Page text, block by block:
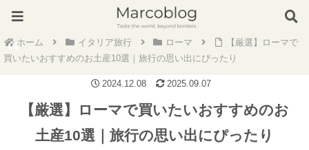
ホーム イタリア旅行 ローマ
【厳選】ローマで
買いたいおすすめのお土産10選｜旅行の思い出にぴったり
【厳選】ローマで買いたいおすすめのお
土産10選｜旅行の思い出にぴったり
2024.12.08 2025.09.07